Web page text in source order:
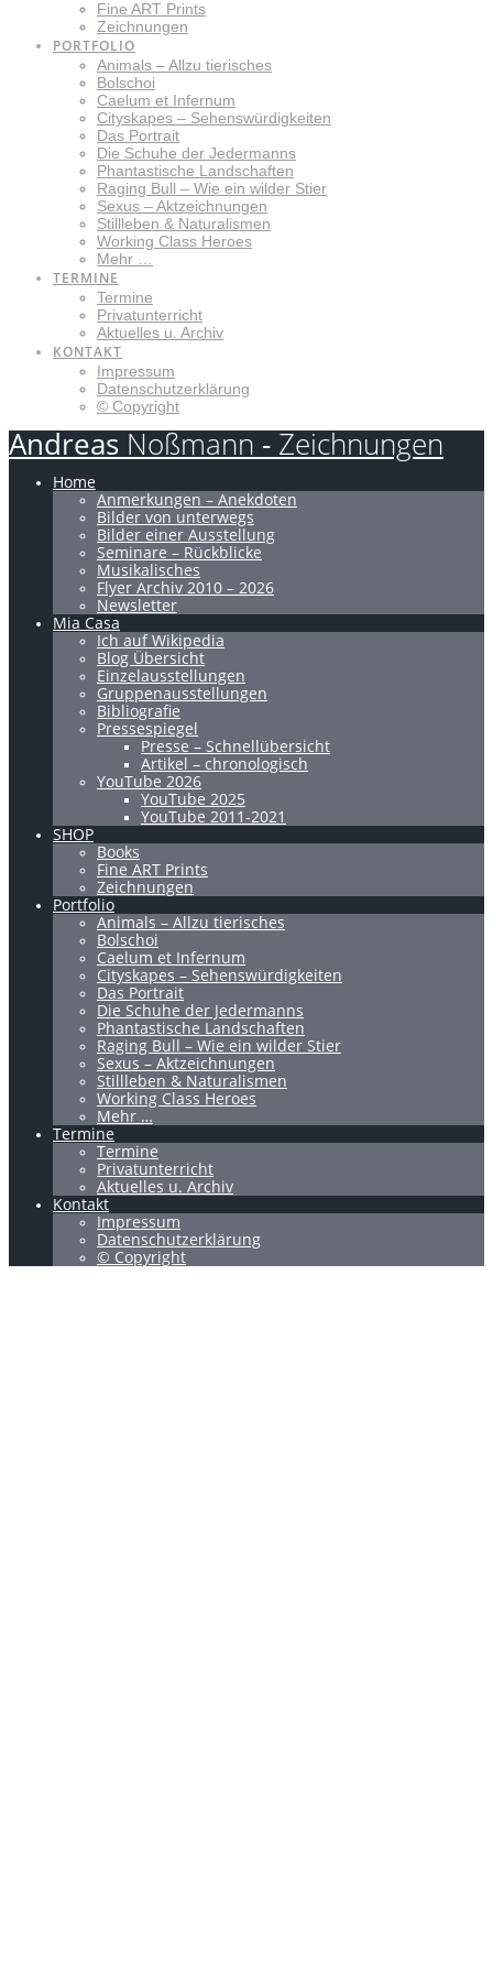
Fine ART Prints
Zeichnungen
PORTFOLIO
Animals – Allzu tierisches
Bolschoi
Caelum et Infernum
Cityskapes – Sehenswürdigkeiten
Das Portrait
Die Schuhe der Jedermanns
Phantastische Landschaften
Raging Bull – Wie ein wilder Stier
Sexus – Aktzeichnungen
Stillleben & Naturalismen
Working Class Heroes
Mehr …
TERMINE
Termine
Privatunterricht
Aktuelles u. Archiv
KONTAKT
Impressum
Datenschutzerklärung
© Copyright
Andreas Noßmann - Zeichnungen
Home
Anmerkungen – Anekdoten
Bilder von unterwegs
Bilder einer Ausstellung
Seminare – Rückblicke
Musikalisches
Flyer Archiv 2010 – 2026
Newsletter
Mia Casa
Ich auf Wikipedia
Blog Übersicht
Einzelausstellungen
Gruppenausstellungen
Bibliografie
Pressespiegel
Presse – Schnellübersicht
Artikel – chronologisch
YouTube 2026
YouTube 2025
YouTube 2011-2021
SHOP
Books
Fine ART Prints
Zeichnungen
Portfolio
Animals – Allzu tierisches
Bolschoi
Caelum et Infernum
Cityskapes – Sehenswürdigkeiten
Das Portrait
Die Schuhe der Jedermanns
Phantastische Landschaften
Raging Bull – Wie ein wilder Stier
Sexus – Aktzeichnungen
Stillleben & Naturalismen
Working Class Heroes
Mehr …
Termine
Termine
Privatunterricht
Aktuelles u. Archiv
Kontakt
Impressum
Datenschutzerklärung
© Copyright